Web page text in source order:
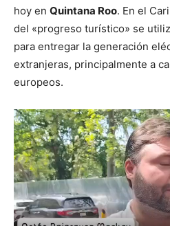
hoy en Quintana Roo. En el
del «progreso turístico» se
para entregar la generación
extranjeras, principalmente a
europeos.